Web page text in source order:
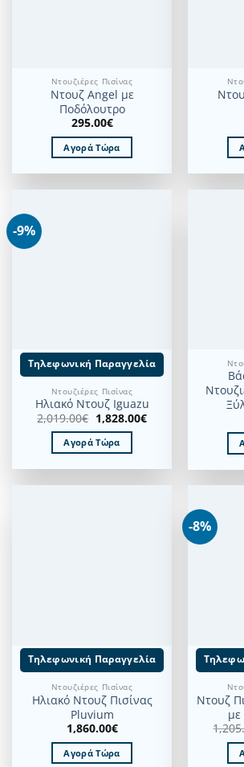
Ντουζιέρες Πισίνας
Ντουζ Angel με
Ποδόλουτρο
295.00€
Αγορά Τώρα
-9%
Τηλεφωνική Παραγγελία
Ντουζιέρες Πισίνας
Ηλιακό Ντουζ Iguazu
2,019.00€ Original
price
was:
2,019.00€.
1,828.00€Η
τρέχουσα
Αγορά Τώρα
Τηλεφωνική Παραγγελία
Ντουζιέρες Πισίνας
Ηλιακό Ντουζ Πισίνας
Pluvium
1,860.00€
Αγορά Τώρα
-8%
Ντουζ
με